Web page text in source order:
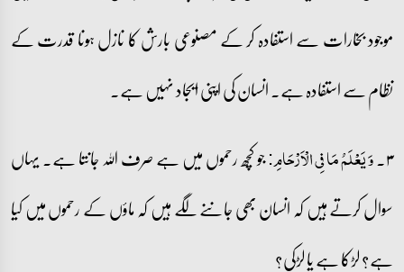
موجود بخارات سے استفادہ کر کے مصنوعی بارش کا نازل ہونا قدرت کے
نظام سے استفادہ ہے۔ انسان کی اپنی ایجاد نہیں ہے۔
۳۔ وَ یَعۡلَمُ مَا فِی الۡاَرۡحَامِ:جو کچھ رحموں میں ہے صرف اللہ جانتا ہے۔ یہاں
سوال کرتے ہیں کہ انسان بھی جاننے لگے ہیں کہ ماؤں کے رحموں میں کیا
ہے؟ لڑکا ہے یا لڑکی؟